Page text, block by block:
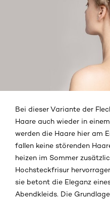
Bei dieser Variante der
Haare auch wieder in
werden die Haare hier am
fallen keine störenden
heizen im Sommer
Hochsteckfrisur
sie betont die Eleganz
Abendkleids. Die